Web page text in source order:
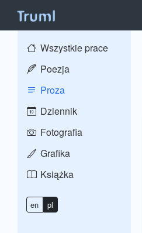
Wszystkie prace
Poezja
Proza
Dziennik
Fotografia
Grafika
Książka
en pl